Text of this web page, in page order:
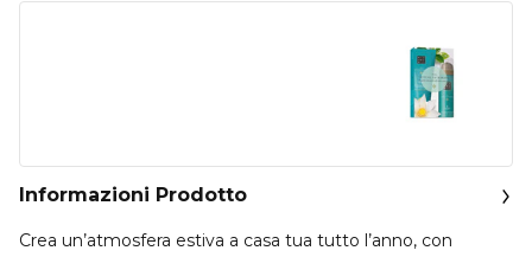
Informazioni Prodotto
Crea un’atmosfera estiva a casa tua tutto l’anno, con